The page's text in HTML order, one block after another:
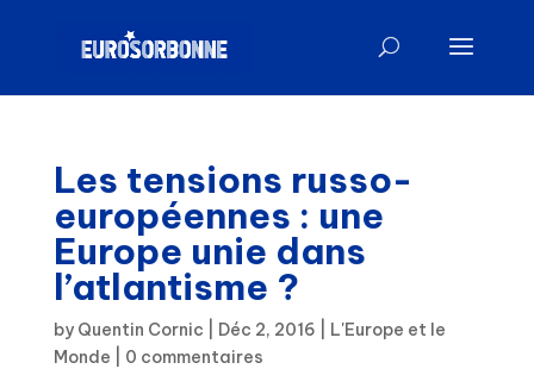
Les tensions russo-
européennes : une
Europe unie dans
l’atlantisme ?
by Quentin Cornic Déc 2, 2016
L'Europe et le
Monde
0 commentaires